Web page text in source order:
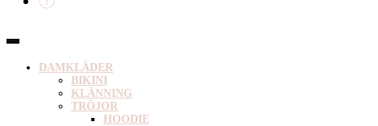
DAMKLÄDER
BIKINI
KLÄNNING
TRÖJOR
HOODIE